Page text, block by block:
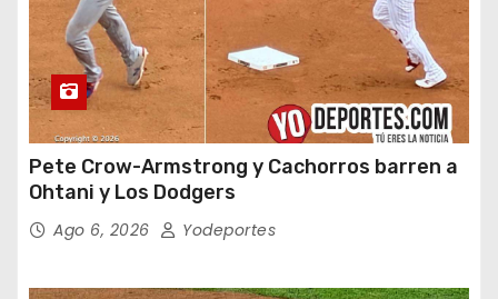
Pete Crow-Armstrong y Cachorros barren a
Ohtani y Los Dodgers
Ago 6, 2026 Yodeportes